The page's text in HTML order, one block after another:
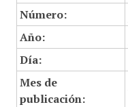
Número:
Año:
Día:
Mes de
publicación: